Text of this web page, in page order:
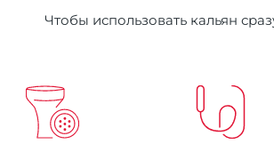
Чтобы использовать кальян